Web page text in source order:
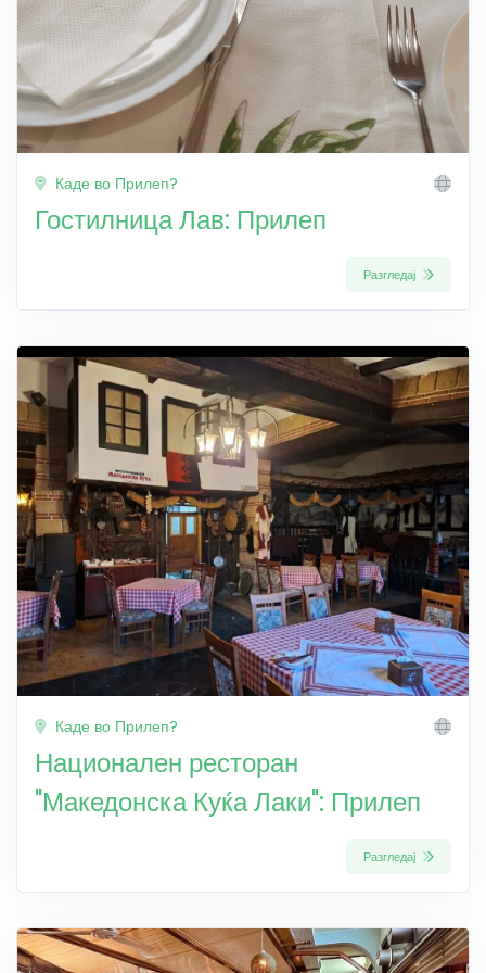
Каде во Прилеп?
Гостилница Лав: Прилеп
Разгледај
Каде во Прилеп?
Национален ресторан
"Македонска Куќа Лаки": Прилеп
Разгледај